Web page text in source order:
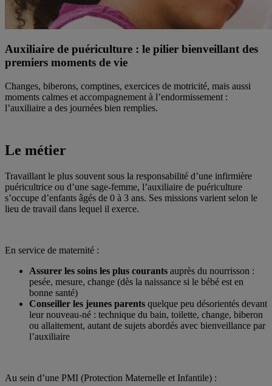
Auxiliaire de puériculture : le pilier bienveillant des
premiers moments de vie
Changes, biberons, comptines, exercices de motricité, mais aussi
moments calmes et accompagnement à l’endormissement :
l’auxiliaire a des journées bien remplies.
Le métier
Travaillant le plus souvent sous la responsabilité d’une infirmière
puéricultrice ou d’une sage-femme, l’auxiliaire de puériculture
s’occupe d’enfants âgés de 0 à 3 ans. Ses missions varient selon le
lieu de travail dans lequel il exerce.
En service de maternité :
Assurer les soins les plus courants auprès du nourrisson :
pesée, mesure, change (dès la naissance si le bébé est en
bonne santé)
Conseiller les jeunes parents quelque peu désorientés devant
leur nouveau-né : technique du bain, toilette, change, biberon
ou allaitement, autant de sujets abordés avec bienveillance par
l’auxiliaire
Au sein d’une PMI (Protection Maternelle et Infantile) :